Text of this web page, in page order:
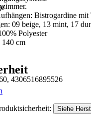
4306516895526
Bistrogardine mit
09 beige, 13 mint, 17
Polyester
140 cm
Siehe